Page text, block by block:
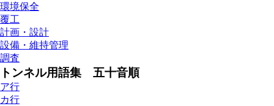
環境保全
覆工
計画・設計
設備・維持管理
調査
トンネル用語集 五十音順
ア行
カ行